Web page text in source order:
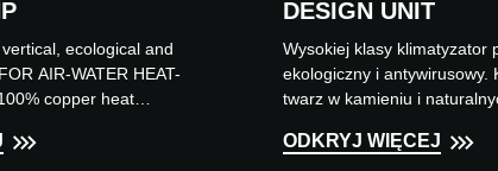
ecological and
AIR-WATER HEAT-
copper heat
DESIGN UNIT
Wysokiej klasy klimatyzator
ekologiczny i antywirusowy.
twarz w kamieniu i
ODKRYJ WIĘCEJ